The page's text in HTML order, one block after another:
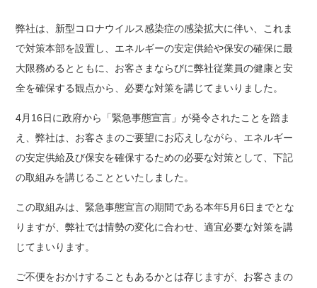
弊社は、新型コロナウイルス感染症の感染拡大に伴い、これま
で対策本部を設置し、エネルギーの安定供給や保安の確保に最
大限務めるとともに、お客さまならびに弊社従業員の健康と安
全を確保する観点から、必要な対策を講じてまいりました。
4月16日に政府から「緊急事態宣言」が発令されたことを踏ま
え、弊社は、お客さまのご要望にお応えしながら、エネルギー
の安定供給及び保安を確保するための必要な対策として、下記
の取組みを講じることといたしました。
この取組みは、緊急事態宣言の期間である本年5月6日までとな
りますが、弊社では情勢の変化に合わせ、適宜必要な対策を講
じてまいります。
ご不便をおかけすることもあるかとは存じますが、お客さまの